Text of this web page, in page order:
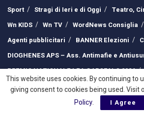
Sport
Stragi di Ieri e di Oggi
Teatro,
Wn KIDS
Wn TV WordNews Consiglia
Agenti pubblicitari
BANNER Elezioni
DIOGHENES APS – Ass. Antimafie e
PREMIO NAZIONALE LEA GAROFALO 2024
Sostieni la STAMPA LIBERA
This website uses cookies. By continuing to
giving consent to cookies being used. Visit
Policy. I Agree